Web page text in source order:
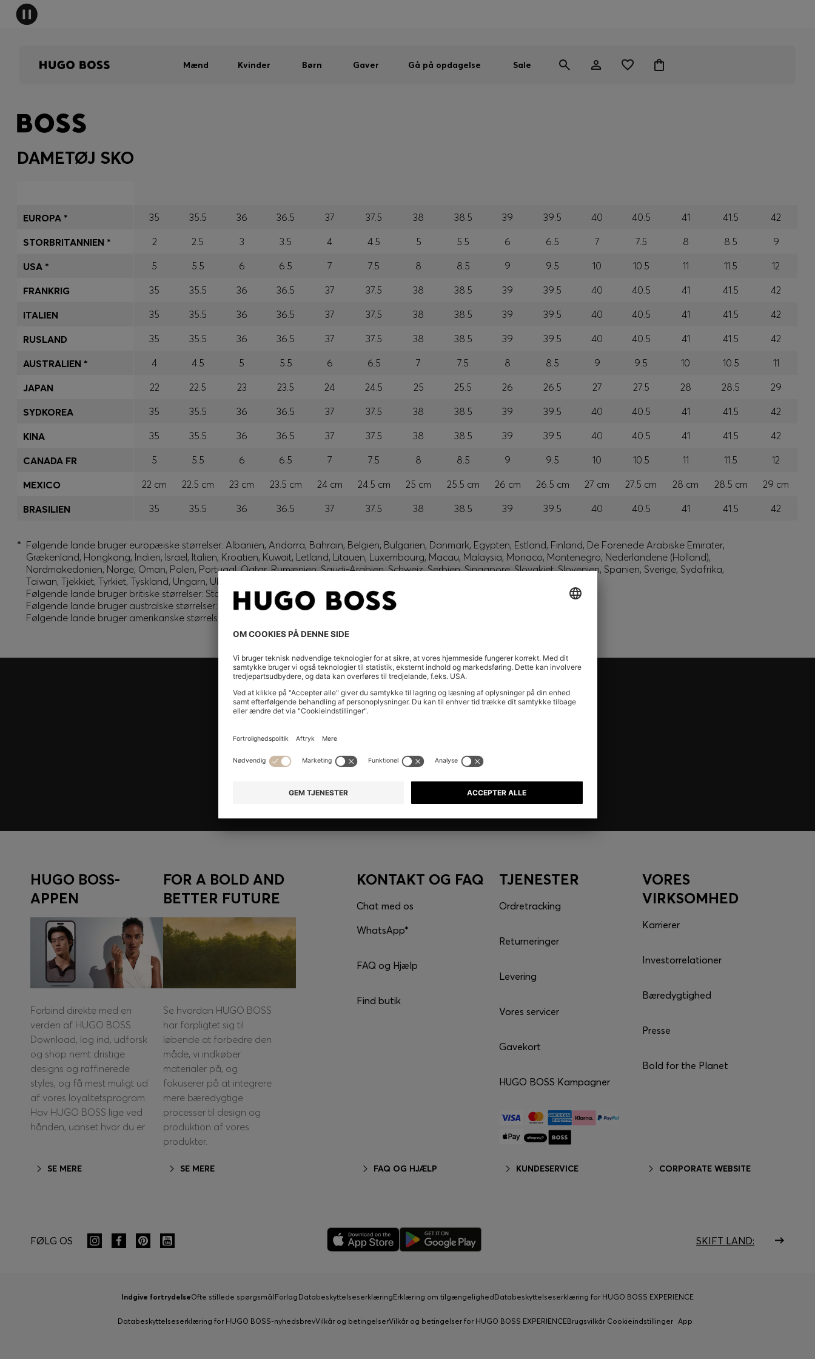
Mænd Kvinder Børn Gaver Gå på opdagelse Sale
DAMETØJ SKO
35 35.5 36 36.5 37 37.5 38 38.5 39 39.5 40 40.5 41 41.5
42
2
2.5 3 3.5 4 4.5 5 5.5 6 6.5 7 7.5 8 8.5
9
5
5.5 6 6.5 7 7.5 8 8.5 9 9.5 10 10.5 11 11.5
12
35
35.5 36 36.5 37 37.5 38 38.5 39 39.5 40 40.5 41 41.5
42
35
35.5 36 36.5 37 37.5 38 38.5 39 39.5 40 40.5 41 41.5
42
35
35.5 36 36.5 37 37.5 38 38.5 39 39.5 40 40.5 41 41.5
42
4
4.5 5 5.5 6 6.5 7 7.5 8 8.5 9 9.5 10 10.5
11
22
22.5 23 23.5 24 24.5 25 25.5 26 26.5 27 27.5 28 28.5
29
35
35.5 36 36.5 37 37.5 38 38.5 39 39.5 40 40.5 41 41.5
42
35
35.5 36 36.5 37 37.5 38 38.5 39 39.5 40 40.5 41 41.5
42
5
5.5 6 6.5 7 7.5 8 8.5 9 9.5 10 10.5 11 11.5
12
22 cm
22.5 cm 23 cm 23.5 cm 24 cm 24.5 cm 25 cm 25.5 cm 26 cm 26.5 cm 27 cm 27.5 cm 28 cm 28.5 cm
29 cm
35
35.5 36 36.5 37 37.5 38 38.5 39 39.5 40 40.5 41 41.5 42
EUROPA *
STORBRITANNIEN *
USA *
FRANKRIG
ITALIEN
RUSLAND
AUSTRALIEN *
JAPAN
SYDKOREA
KINA
CANADA FR
MEXICO
BRASILIEN
* Følgende lande bruger europæiske størrelser: Albanien, Andorra, Bahrain, Belgien, Bulgarien, Danmark, Egypten, Estland, Finland, De Forenede Arabiske Emirater,
Grækenland, Hongkong, Indien, Israel, Italien, Kroatien, Kuwait, Letland, Litauen, Luxembourg, Macau, Malaysia, Monaco, Montenegro, Nederlandene (Holland),
Nordmakedonien, Norge, Oman, Polen, Portugal, Qatar, Rumænien, Saudi-Arabien, Schweiz, Serbien, Singapore, Slovakiet, Slovenien, Spanien, Sverige, Sydafrika,
Taiwan, Tjekkiet, Tyrkiet, Tyskland, Ungarn, Ukraine, Østrig
Følgende lande bruger britiske størrelser: Storbritannien, Irland
Følgende lande bruger australske størrelser: Australien, New Zealand.
Følgende lande bruger amerikanske størrelser: Canada (Engelsk) og USA
HUGO BOSS-
APPEN
Forbind direkte med en
verden af HUGO BOSS.
Download, log ind, udforsk
og shop nemt dristige
designs og raffinerede
styles, og få mest muligt ud
af vores loyalitetsprogram.
Hav HUGO BOSS lige ved
hånden, uanset hvor du er.
SE MERE
FOR A BOLD AND
BETTER FUTURE
Se hvordan HUGO BOSS
har forpligtet sig til
løbende at forbedre den
måde, vi indkøber
materialer på, og
fokuserer på at integrere
mere bæredygtige
processer til design og
produktion af vores
produkter.
SE MERE
KONTAKT OG FAQ
Chat med os
WhatsApp*
FAQ og Hjælp
Find butik
FAQ OG HJÆLP
TJENESTER
Ordretracking
Returneringer
Levering
Vores servicer
Gavekort
HUGO BOSS Kampagner
KUNDESERVICE
VORES
VIRKSOMHED
Karrierer
Investorrelationer
Bæredygtighed
Presse
Bold for the Planet
CORPORATE WEBSITE
FØLG OS SKIFT LAND:
Indgive fortrydelseOfte stillede spørgsmål Forlag DatabeskyttelseserklæringErklæring om tilgængelighedDatabeskyttelseserklæring for HUGO BOSS EXPERIENCE
Databeskyttelseserklæring for HUGO BOSS-nyhedsbrevVilkår og betingelserVilkår og betingelser for HUGO BOSS EXPERIENCEBrugsvilkår Cookieindstillinger App